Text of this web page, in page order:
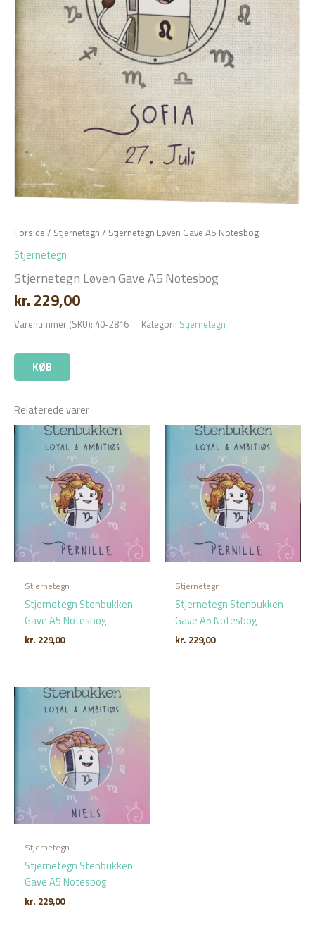
Forside / Stjernetegn / Stjernetegn Løven Gave A5 Notesbog
Stjernetegn
Stjernetegn Løven Gave A5 Notesbog
kr. 229,00
Varenummer (SKU): 40-2816 Kategori: Stjernetegn
KØB
Relaterede varer
Stjernetegn
Stjernetegn Stenbukken
Gave A5 Notesbog
kr. 229,00
Stjernetegn
Stjernetegn Stenbukken
Gave A5 Notesbog
kr. 229,00
Stjernetegn
Stjernetegn Stenbukken
Gave A5 Notesbog
kr. 229,00